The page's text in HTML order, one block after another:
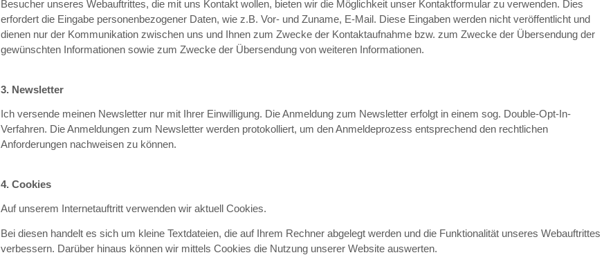
Besucher unseres Webauftrittes, die mit uns Kontakt wollen, bieten wir die Möglichkeit unser Kontaktformular zu verwenden. Dies
erfordert die Eingabe personenbezogener Daten, wie z.B. Vor- und Zuname, E-Mail. Diese Eingaben werden nicht veröffentlicht und
dienen nur der Kommunikation zwischen uns und Ihnen zum Zwecke der Kontaktaufnahme bzw. zum Zwecke der Übersendung der
gewünschten Informationen sowie zum Zwecke der Übersendung von weiteren Informationen.
3. Newsletter
Ich versende meinen Newsletter nur mit Ihrer Einwilligung. Die Anmeldung zum Newsletter erfolgt in einem sog. Double-Opt-In-
Verfahren. Die Anmeldungen zum Newsletter werden protokolliert, um den Anmeldeprozess entsprechend den rechtlichen
Anforderungen nachweisen zu können.
4. Cookies
Auf unserem Internetauftritt verwenden wir aktuell Cookies.
Bei diesen handelt es sich um kleine Textdateien, die auf Ihrem Rechner abgelegt werden und die Funktionalität unseres Webauftrittes
verbessern. Darüber hinaus können wir mittels Cookies die Nutzung unserer Website auswerten.